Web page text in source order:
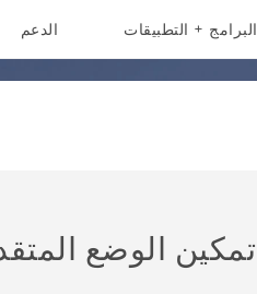
أجهزة الهواتف الذكية
البرامج + التطبيقات الدعم
تمكين الوضع